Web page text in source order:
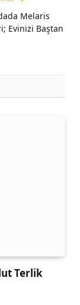
Melaris
Evinizi Baştan
Terlik